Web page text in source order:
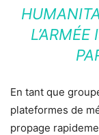
En tant que
plateformes de
propage